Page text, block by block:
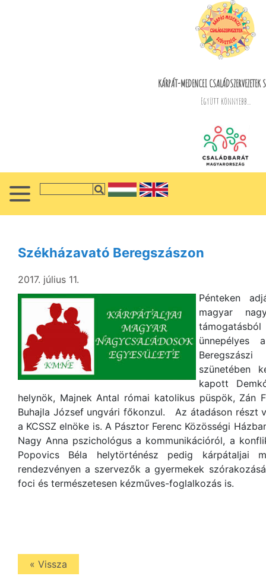
KÁRPÁT-MEDENCEI CSALÁDSZERVEZETEK
Együtt könnyebb...
Székházavató Beregszászon
2017. július 11.
Pénteken
magyar
szünetében
kapott
helynök, Majnek Antal római katolikus püspök, Zán
Buhajla József ungvári főkonzul. Az átadáson részt
a KCSSZ elnöke is. A Pásztor Ferenc Közösségi
Nagy Anna pszichológus a kommunikációról, a
Popovics Béla helytörténész pedig kárpátaljai
rendezvényen a szervezők a gyermekek
foci és természetesen kézműves-foglalkozás is.
« Vissza